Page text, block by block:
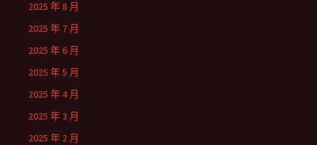
2025 年 8 月
2025 年 7 月
2025 年 6 月
2025 年 5 月
2025 年 4 月
2025 年 3 月
2025 年 2 月